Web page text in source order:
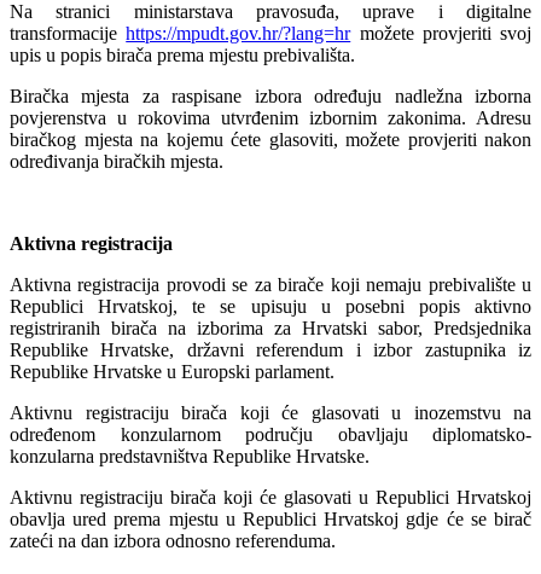
Na stranici ministarstava pravosuđa, uprave i digitalne
transformacijehttps://mpudt.gov.hr/?lang=hrmožete provjeriti svoj
upis u popis birača prema mjestu prebivališta.
Biračka mjesta za raspisane izbora određuju nadležna izborna
povjerenstva u rokovima utvrđenim izbornim zakonima. Adresu
biračkog mjesta na kojemu ćete glasoviti, možete provjeriti nakon
određivanja biračkih mjesta.
Aktivna registracija
Aktivna registracija provodi se za birače koji nemaju prebivalište u
Republici Hrvatskoj, te se upisuju u posebni popis aktivno
registriranih birača na izborima za Hrvatski sabor, Predsjednika
Republike Hrvatske, državni referendum i izbor zastupnika iz
Republike Hrvatske u Europski parlament.
Aktivnu registraciju birača koji će glasovati u inozemstvu na
određenom konzularnom području obavljaju diplomatsko-
konzularna predstavništva Republike Hrvatske.
Aktivnu registraciju birača koji će glasovati u Republici Hrvatskoj
obavlja ured prema mjestu u Republici Hrvatskoj gdje će se birač
zateći na dan izbora odnosno referenduma.